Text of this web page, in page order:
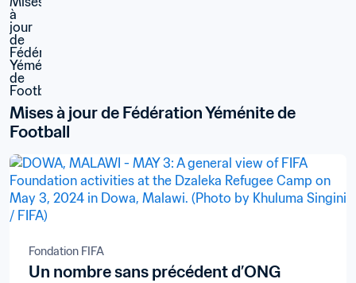
Mises à jour de Fédération Yéménite de
Football
Fondation FIFA
Un nombre sans précédent d’ONG